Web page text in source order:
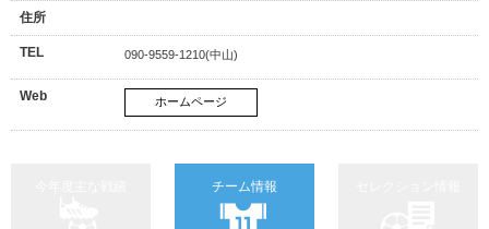
住所
TEL 090-9559-1210(中山)
Web ホームページ
チーム情報